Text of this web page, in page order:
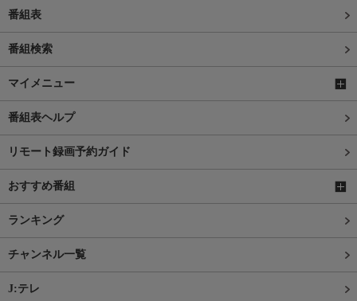
番組表
番組検索
マイメニュー
番組表ヘルプ
リモート録画予約ガイド
おすすめ番組
ランキング
チャンネル一覧
J:テレ